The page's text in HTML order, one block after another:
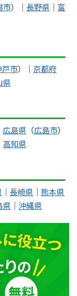
市）｜ 長野県 ｜ 富
市）｜ 京都府
県
広島県 （広島市）
高知県
｜ 長崎県 ｜ 熊本県
県 ｜ 沖縄県